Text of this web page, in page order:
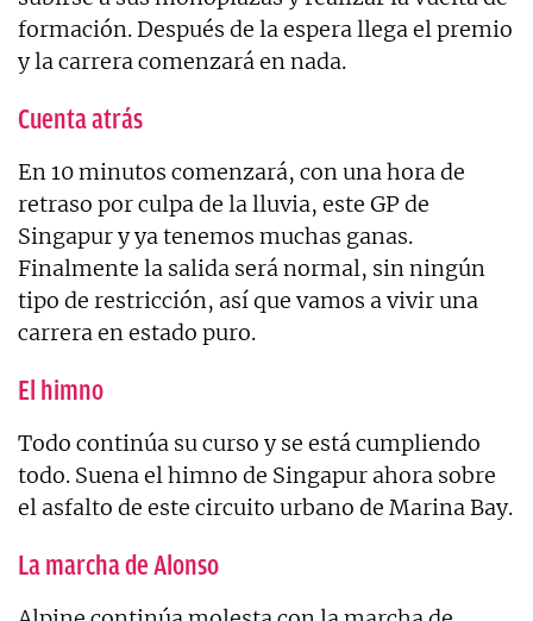
formación. Después de la espera llega el premio
y la carrera comenzará en nada.
Cuenta atrás
En 10 minutos comenzará, con una hora de
retraso por culpa de la lluvia, este GP de
Singapur y ya tenemos muchas ganas.
Finalmente la salida será normal, sin ningún
tipo de restricción, así que vamos a vivir una
carrera en estado puro.
El himno
Todo continúa su curso y se está cumpliendo
todo. Suena el himno de Singapur ahora sobre
el asfalto de este circuito urbano de Marina Bay.
La marcha de Alonso